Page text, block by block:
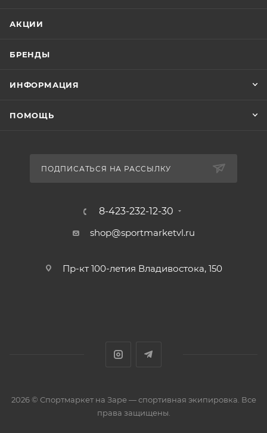
АКЦИИ
БРЕНДЫ
ИНФОРМАЦИЯ
ПОМОЩЬ
ПОДПИСАТЬСЯ НА РАССЫЛКУ
8-423-232-12-30
shop@sportmarketvl.ru
Пр-кт 100-летия Владивостока, 150
2026 © Спортмаркет на Заре — спортивная экипировка. Все
права защищены.